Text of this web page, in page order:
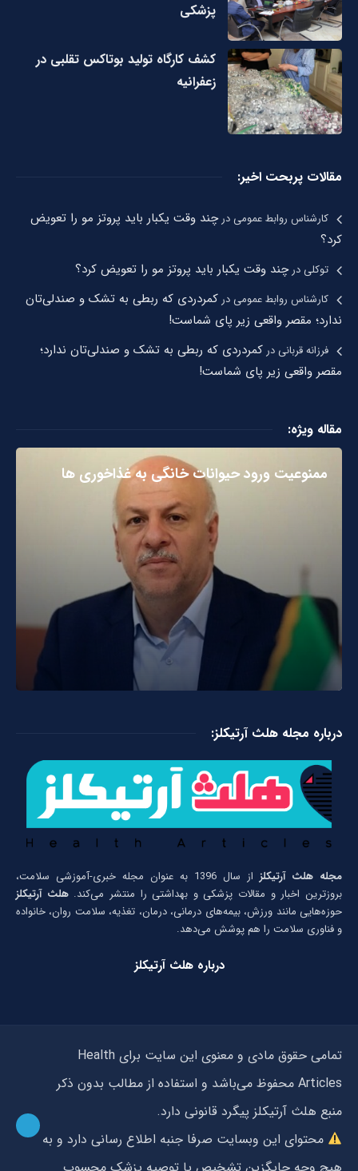
پزشکی
کشف کارگاه تولید بوتاکس تقلبی در
زعفرانیه
مقالات پربحت اخیر:
کارشناس روابط عمومیدرچند وقت یکبار باید پروتز مو را تعویض
کرد؟
توکلیدرچند وقت یکبار باید پروتز مو را تعویض کرد؟
کارشناس روابط عمومیدر کمردردی که ربطی به تشک و صندلی‌تان
ندارد؛ مقصر واقعی زیر پای شماست!
فرزانه قربانیدر کمردردی که ربطی به تشک و صندلی‌تان ندارد؛
مقصر واقعی زیر پای شماست!
مقاله ویژه:
ممنوعیت ورود حیوانات خانگی به غذاخوری ها
درباره مجله هلث آرتیکلز:
مجله هلث آرتیکلز
از سال 1396 به عنوان مجله خبری-آموزشی سلامت،
بروزترین اخبار و مقالات پزشکی و بهداشتی را منتشر می‌کند.هلث آرتیکلز
حوزه‌هایی مانند ورزش، بیمه‌های درمانی، درمان، تغذیه، سلامت روان، خانواده
و فناوری سلامت را هم پوشش می‌دهد.
درباره هلث آرتیکلز
تمامی حقوق مادی و معنوی این سایت برای Health
Articles محفوظ می‌باشد و استفاده از مطالب بدون ذکر
منبع هلث آرتیکلز پیگرد قانونی دارد.
محتوای این وبسایت صرفا جنبه اطلاع رسانی دارد و به